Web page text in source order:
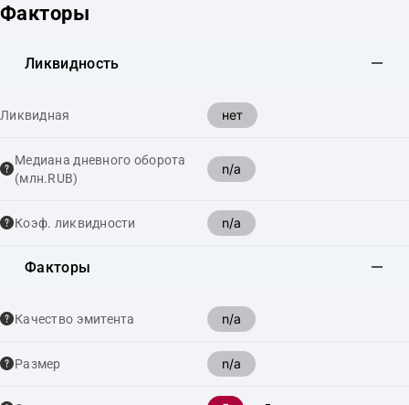
Факторы
Ликвидность
Ликвидная нет
Медиана дневного оборота
(млн.RUB)
n/a
Коэф. ликвидности n/a
Факторы
Качество эмитента n/a
Размер n/a